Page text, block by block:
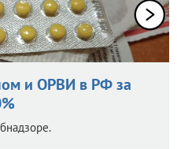
и ОРВИ в РФ за